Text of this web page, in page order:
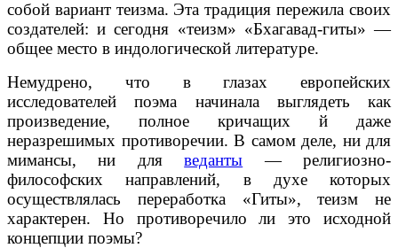
собой вариант теизма. Эта традиция пережила своих
создателей: и сегодня «теизм» «Бхагавад-гиты» —
общее место в индологической литературе.
Немудрено, что в глазах европейских
исследователей поэма начинала выглядеть как
произведение, полное кричащих й даже
неразрешимых противоречии. В самом деле, ни для
мимансы, ни дляведанты — религиозно-
философских направлений, в духе которых
осуществлялась переработка «Гиты», теизм не
характерен. Но противоречило ли это исходной
концепции поэмы?